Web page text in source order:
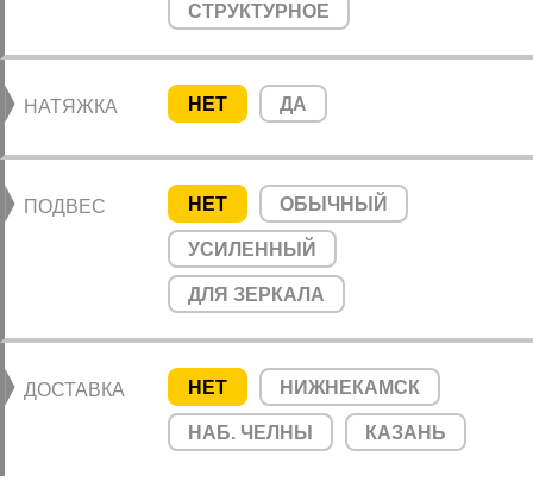
СТРУКТУРНОЕ
НАТЯЖКА НЕТ ДА
ПОДВЕС НЕТ ОБЫЧНЫЙ
УСИЛЕННЫЙ
ДЛЯ ЗЕРКАЛА
ДОСТАВКА НЕТ НИЖНЕКАМСК
НАБ. ЧЕЛНЫ КАЗАНЬ